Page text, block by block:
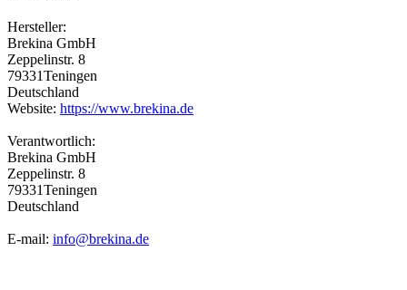
Hersteller:
Brekina GmbH
Zeppelinstr. 8
79331Teningen
Deutschland
Website: https://www.brekina.de
Verantwortlich:
Brekina GmbH
Zeppelinstr. 8
79331Teningen
Deutschland
E-mail: info@brekina.de